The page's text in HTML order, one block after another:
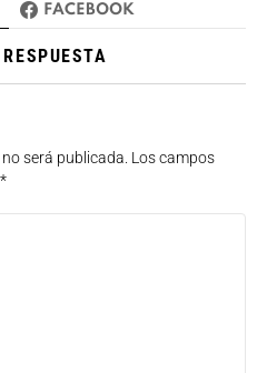
FACEBOOK
será publicada. Los campos
*